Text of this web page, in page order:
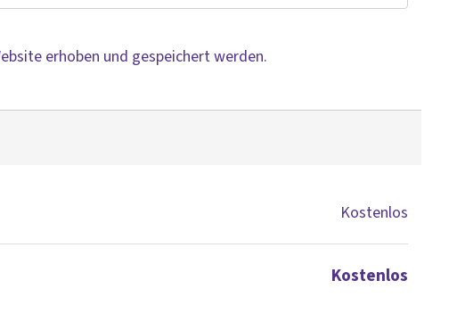
erhoben und gespeichert werden.
Kostenlos
Kostenlos